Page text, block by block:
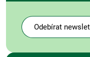
Odebírat